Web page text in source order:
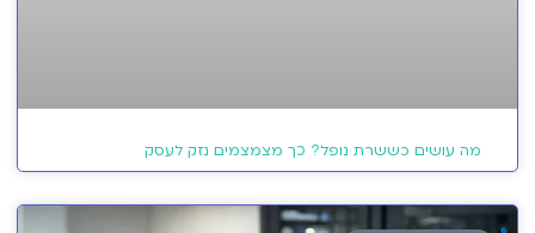
מה עושים כששרת נופל? כך מצמצמים נזק לעסק